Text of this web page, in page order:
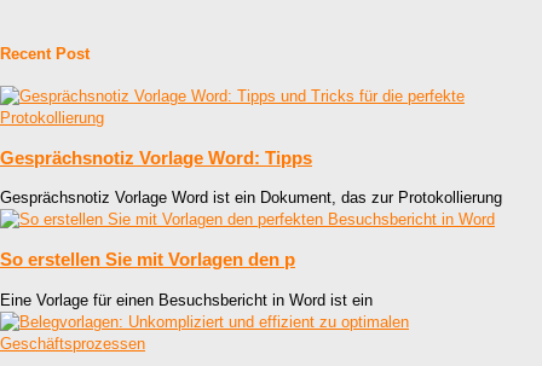
Recent Post
Gesprächsnotiz Vorlage Word: Tipps
Gesprächsnotiz Vorlage Word ist ein Dokument, das zur Protokollierung
So erstellen Sie mit Vorlagen den p
Eine Vorlage für einen Besuchsbericht in Word ist ein